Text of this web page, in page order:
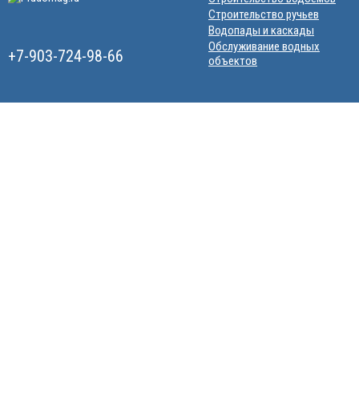
+7-903-724-98-66
Строительство ручьев
Водопады и каскады
Обслуживание водных
объектов